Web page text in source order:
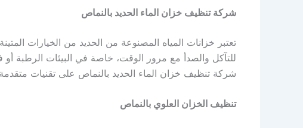
شركة تنظيف خزان الماء الحديد بالنماص
تعتبر خزانات المياه المصنوعة من الحديد من الخيارات
للتآكل والصدأ مع مرور الوقت، خاصة في البيئات الرطبة
شركة تنظيف خزان الماء الحديد بالنماص على تقنيات
تنظيف الخزان العلوي بالنماص